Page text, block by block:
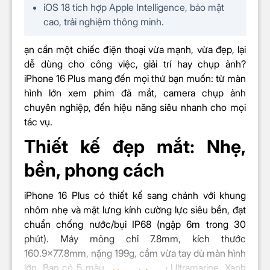
Độ phân giải
Camera chính: 48MP
Camera siêu rộng: 12 MP
Độ phân giải
camera trước
12 MP
Zoom quang học2x
Độ thu nhỏ quang học 2x
Zoom kỹ thuật sốlên đến 10x
Camera Control
True Tone
Photonic Engine
Deep Fusion
HDR thế hệ 5
Ảnh chân dung (
Focus, Depth
Control
Sáu chế độ chiếu sáng chân
iOS 18 tích hợp Apple Intelligence, bảo mật
cao, trải nghiệm thông minh.
ạn cần một chiếc điện thoại vừa mạnh, vừa đẹp, lại
dễ dùng cho công việc, giải trí hay chụp ảnh?
iPhone 16 Plus mang đến mọi thứ bạn muốn: từ màn
hình lớn xem phim đã mắt, camera chụp ảnh
chuyên nghiệp, đến hiệu năng siêu nhanh cho mọi
tác vụ.
Thiết kế đẹp mắt: Nhẹ,
bền, phong cách
iPhone 16 Plus có thiết kế sang chảnh với khung
nhôm nhẹ và mặt lưng kính cường lực siêu bền, đạt
chuẩn chống nước/bụi IP68 (ngập 6m trong 30
phút). Máy mỏng chỉ 7.8mm, kích thước
160.9x77.8mm, nặng 199g, cầm vừa tay dù màn hình